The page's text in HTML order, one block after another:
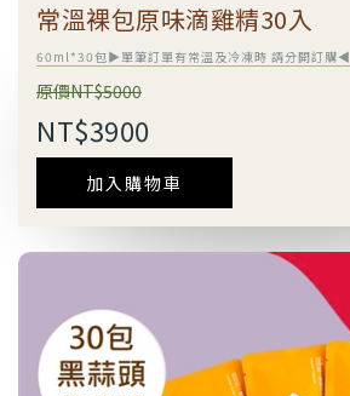
常溫裸包原味滴雞精30入
60ml*30包▶單筆訂單有常溫及冷凍時 請分開訂購◀
原價NT$5000
NT$3900
加入購物車